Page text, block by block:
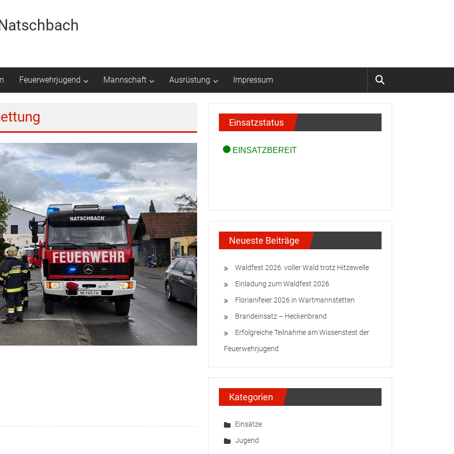
Feuerwehrjugend Mannschaft Ausrüstung Impressum
Einsatzstatus
Neueste Beiträge
Waldfest 2026: voller Wald trotz Hitzewelle
Einladung zum Waldfest 2026
Florianifeier 2026 in Wartmannstetten
Brandeinsatz – Heckenbrand
Erfolgreiche Teilnahme am Wissenstest der
Feuerwehrjugend
Kategorien
Einsätze
Jugend